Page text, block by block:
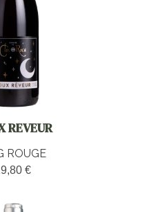
REVEUR
ROUGE
€